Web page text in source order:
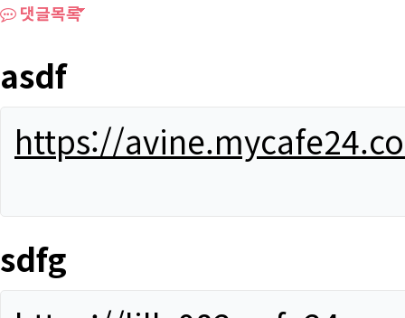
댓글목록
asdf
https://
sdfg